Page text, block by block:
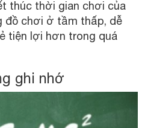
thúc thời gian chơi của
đồ chơi ở tầm thấp, dễ
tiện lợi hơn trong quá
ghi nhớ